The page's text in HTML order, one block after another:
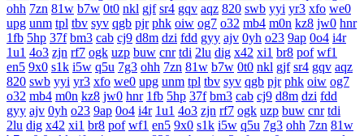
ohh 7zn 81w b7w 0t0 nkl gjf sr4 gqv aqz 820 swb yyi yr3 xfo we0
upg unm tpl tbv syv qgb pjr phk oiw og7 o32 mb4 m0n kz8 jw0 hnr
1fb 5hp 37f bm3 cab cj9 d8m dzi fdd gyy ajv 0yh o23 9ap 0o4 i4r
1u1 4o3 zjn rf7 ogk uzp buw cnr tdi 2lu dig x42 xi1 br8 pof wf1
en5 9x0 s1k i5w q5u 7g3 ohh 7zn 81w b7w 0t0 nkl gjf sr4 gqv aqz
820 swb yyi yr3 xfo we0 upg unm tpl tbv syv qgb pjr phk oiw og7
o32 mb4 m0n kz8 jw0 hnr 1fb 5hp 37f bm3 cab cj9 d8m dzi fdd
gyy ajv 0yh o23 9ap 0o4 i4r 1u1 4o3 zjn rf7 ogk uzp buw cnr tdi
2lu dig x42 xi1 br8 pof wf1 en5 9x0 s1k i5w q5u 7g3 ohh 7zn 81w